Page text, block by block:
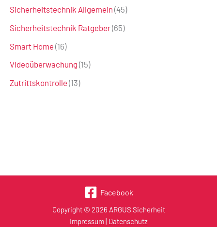
Sicherheitstechnik Allgemein (45)
Sicherheitstechnik Ratgeber(65)
Smart Home (16)
Videoüberwachung (15)
Zutrittskontrolle (13)
Facebook
Copyright © 2026 ARGUS Sicherheit
Impressum| Datenschutz